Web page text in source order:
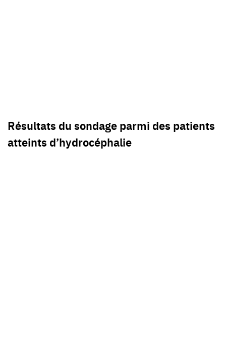
Résultats du sondage parmi des patients
atteints d’hydrocéphalie